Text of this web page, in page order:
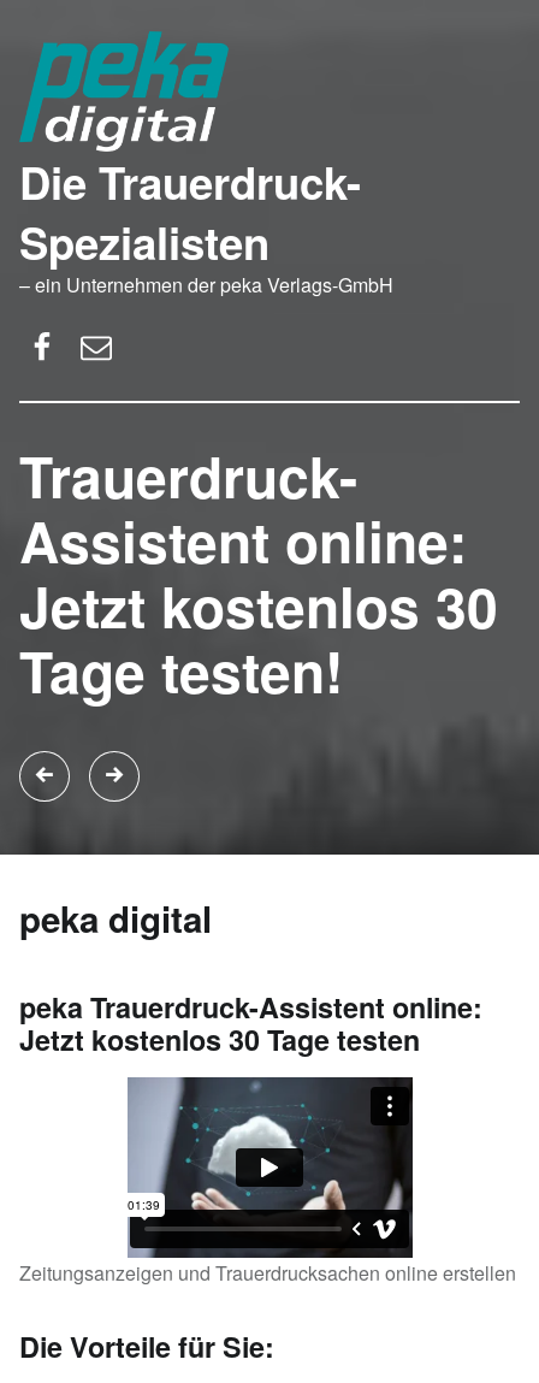
Die Trauerdruck-
Spezialisten
– ein Unternehmen der peka Verlags-GmbH
Trauerdruck-
Assistent online:
Jetzt kostenlos 30
Tage testen!
peka digital
peka Trauerdruck-Assistent online:
Jetzt kostenlos 30 Tage testen
Zeitungsanzeigen und Trauerdrucksachen online erstellen
Die Vorteile für Sie: